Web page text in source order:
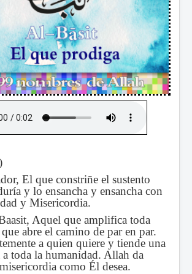
El que constriñe el sustento
y lo ensancha y ensancha con
y Misericordia.
Aquel que amplifica toda
abre el camino de par en par.
a quien quiere y tiende una
toda la humanidad. Allah da
como Él desea.